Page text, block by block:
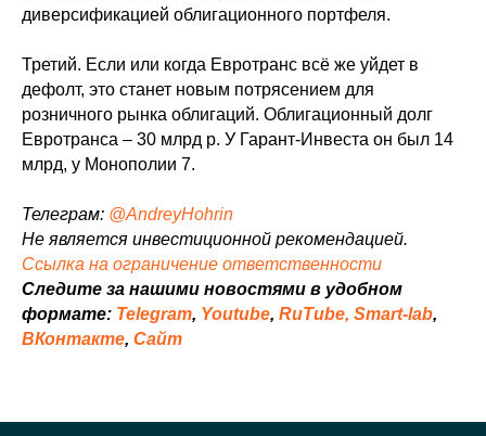
диверсификацией облигационного портфеля.
Третий. Если или когда Евротранс всё же уйдет в
дефолт, это станет новым потрясением для
розничного рынка облигаций. Облигационный долг
Евротранса – 30 млрд р. У Гарант-Инвеста он был 14
млрд, у Монополии 7.
Телеграм: @AndreyHohrin
Не является инвестиционной рекомендацией.
Ссылка на ограничение ответственности
Следите за нашими новостями в удобном
формате: Telegram, Youtube, RuTube, Smart-lab,
ВКонтакте, Сайт